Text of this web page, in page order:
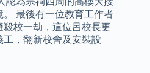
最後有一位教育工作者
校一劫，這位呂校長更
，翻新校舍及安裝設